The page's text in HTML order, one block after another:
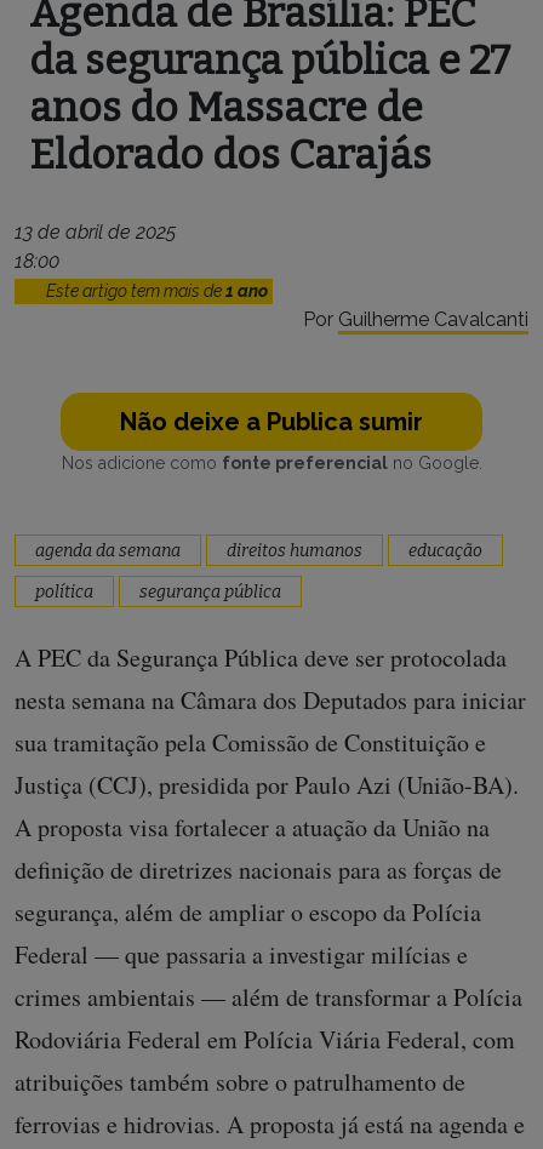
Agenda de Brasília: PEC
da segurança pública e 27
anos do Massacre de
Eldorado dos Carajás
13 de abril de 2025
18:00
Este artigo tem mais de1 ano
Por Guilherme Cavalcanti
Não deixe a Publica sumir
Nos adicione como fonte preferencialno Google.
agenda da semana direitos humanos
educação
política
segurança pública
A PEC da Segurança Pública deve ser protocolada
nesta semana na Câmara dos Deputados para iniciar
sua tramitação pela Comissão de Constituição e
Justiça (CCJ), presidida por Paulo Azi (União-BA).
A proposta visa fortalecer a atuação da União na
definição de diretrizes nacionais para as forças de
segurança, além de ampliar o escopo da Polícia
Federal — que passaria a investigar milícias e
crimes ambientais — além de transformar a Polícia
Rodoviária Federal em Polícia Viária Federal, com
atribuições também sobre o patrulhamento de
ferrovias e hidrovias. A proposta já está na agenda e